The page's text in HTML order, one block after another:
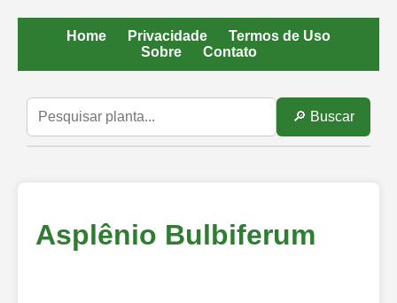
Home Privacidade
Termos de Uso
Sobre
Contato
🔎 Buscar
Asplênio Bulbiferum